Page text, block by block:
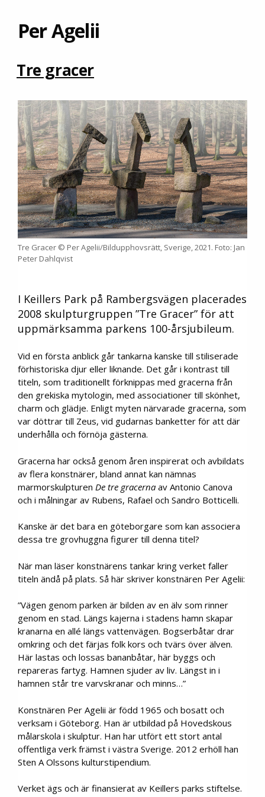
Per Agelii
Tre gracer
Tre Gracer © Per Agelii/Bildupphovsrätt, Sverige, 2021. Foto: Jan
Peter Dahlqvist
I Keillers Park på Rambergsvägen placerades
2008 skulpturgruppen ”Tre Gracer” för att
uppmärksamma parkens 100-årsjubileum.
Vid en första anblick går tankarna kanske till stiliserade
förhistoriska djur eller liknande. Det går i kontrast till
titeln, som traditionellt förknippas med gracerna från
den grekiska mytologin, med associationer till skönhet,
charm och glädje. Enligt myten närvarade gracerna, som
var döttrar till Zeus, vid gudarnas banketter för att där
underhålla och förnöja gästerna.
Gracerna har också genom åren inspirerat och avbildats
av flera konstnärer, bland annat kan nämnas
marmorskulpturen De tre gracerna av Antonio Canova
och i målningar av Rubens, Rafael och Sandro Botticelli.
Kanske är det bara en göteborgare som kan associera
dessa tre grovhuggna figurer till denna titel?
När man läser konstnärens tankar kring verket faller
titeln ändå på plats. Så här skriver konstnären Per Agelii:
”Vägen genom parken är bilden av en älv som rinner
genom en stad. Längs kajerna i stadens hamn skapar
kranarna en allé längs vattenvägen. Bogserbåtar drar
omkring och det färjas folk kors och tvärs över älven.
Här lastas och lossas bananbåtar, här byggs och
repareras fartyg. Hamnen sjuder av liv. Längst in i
hamnen står tre varvskranar och minns…”
Konstnären Per Agelii är född 1965 och bosatt och
verksam i Göteborg. Han är utbildad på Hovedskous
målarskola i skulptur. Han har utfört ett stort antal
offentliga verk främst i västra Sverige. 2012 erhöll han
Sten A Olssons kulturstipendium.
Verket ägs och är finansierat av Keillers parks stiftelse.